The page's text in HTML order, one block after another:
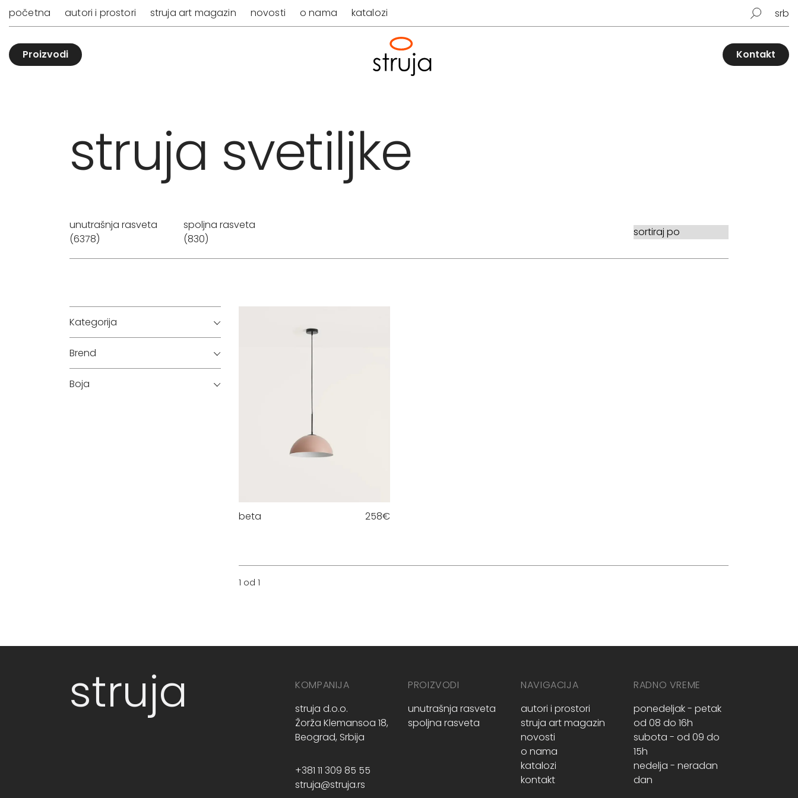
početna autori i prostori struja art magazin novosti o nama katalozi srb
Proizvodi Kontakt
struja svetiljke
unutrašnja rasveta
(6378)
spoljna rasveta
(830)
Kategorija
Brend
Boja
beta 258€
1 od 1
struja
KOMPANIJA
struja d.o.o.
Žorža Klemansoa 18,
Beograd, Srbija
+381 11 309 85 55
struja@struja.rs
PROIZVODI
unutrašnja rasveta
spoljna rasveta
NAVIGACIJA
autori i prostori
struja art magazin
novosti
o nama
katalozi
kontakt
RADNO VREME
ponedeljak - petak
od 08 do 16h
subota - od 09 do
15h
nedelja - neradan
dan